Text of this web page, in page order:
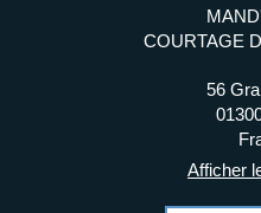
COURTAGE
56
Afficher